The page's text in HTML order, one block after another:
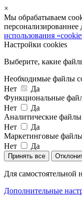
×
Мы обрабатываем
персонализированнее
использования
Настройки cookies
Выберите, какие
Необходимые файлы
Нет
Да
Функциональные
Нет
Да
Аналитические
Нет
Да
Маркетинговые
Нет
Да
Принять все
Для самостоятельной
Дополнительные